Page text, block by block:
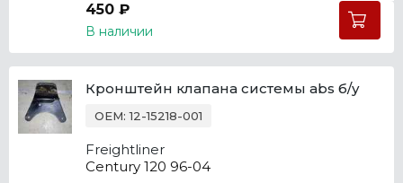
450 ₽
В наличии
Кронштейн клапана системы abs б/у
OEM: 12-15218-001
Freightliner
Century 120 96-04